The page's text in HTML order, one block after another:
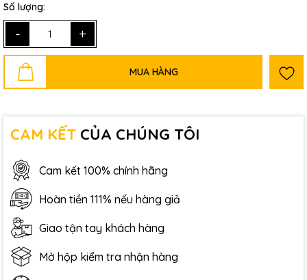
Số lượng:
- +
MUA HÀNG
CAM KẾT CỦA CHÚNG TÔI
Cam kết 100% chính hãng
Hoàn tiền 111% nếu hàng giả
Giao tận tay khách hàng
Mở hộp kiểm tra nhận hàng